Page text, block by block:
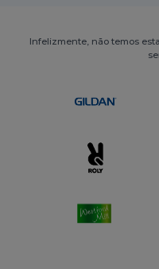
Infelizmente, não temos